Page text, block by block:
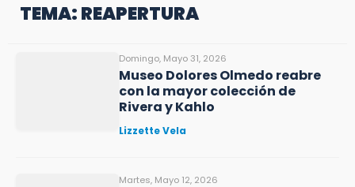
TEMA: REAPERTURA
Domingo, Mayo 31, 2026
Museo Dolores Olmedo reabre
con la mayor colección de
Rivera y Kahlo
Lizzette Vela
Martes, Mayo 12, 2026